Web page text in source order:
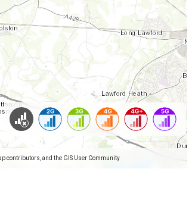
contributors, and the GIS User Community